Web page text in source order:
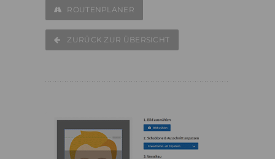
ROUTENPLANER
ZURÜCK ZUR ÜBERSICHT